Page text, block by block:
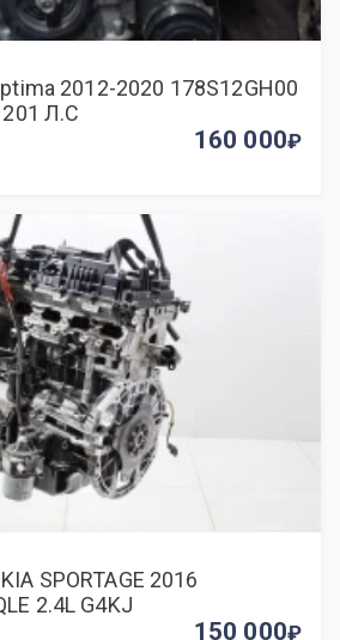
2012-2020 178S12GH00
201 Л.С
160 000
SPORTAGE 2016
2.4L G4KJ
150 000